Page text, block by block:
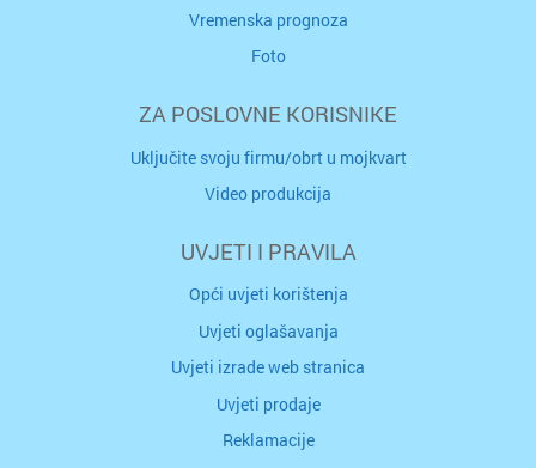
Vremenska prognoza
Foto
ZA POSLOVNE KORISNIKE
Uključite svoju firmu/obrt u mojkvart
Video produkcija
UVJETI I PRAVILA
Opći uvjeti korištenja
Uvjeti oglašavanja
Uvjeti izrade web stranica
Uvjeti prodaje
Reklamacije